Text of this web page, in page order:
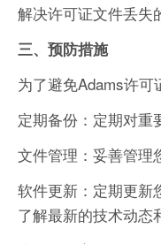
解决许可证文件丢失
三、预防措施
为了避免Adams许可
定期备份：定期对重
文件管理：妥善管理
软件更新：定期更新
了解最新的技术动态